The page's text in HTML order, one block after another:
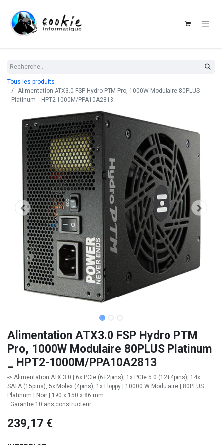
Tous les produits
Alimentation ATX3.0 FSP Hydro PTM Pro, 1000W Modulaire 80PLUS
Platinum _ HPT2-1000M/PPA10A2813
Alimentation ATX3.0 FSP Hydro PTM
Pro, 1000W Modulaire 80PLUS Platinum
_ HPT2-1000M/PPA10A2813
-> Alimentation ATX 3.0 | 6x PCIe (6+2pins), 1x PCIe 5.0 (12+4pins), 14x
SATA (15pins), 5x Molex (4pins), 1x Floppy | 10000 W Modulaire | 80PLUS
Platinum | Noir | 190 x 150 x 86 mm
. Garantie 10 ans constructeur.
239,17 €